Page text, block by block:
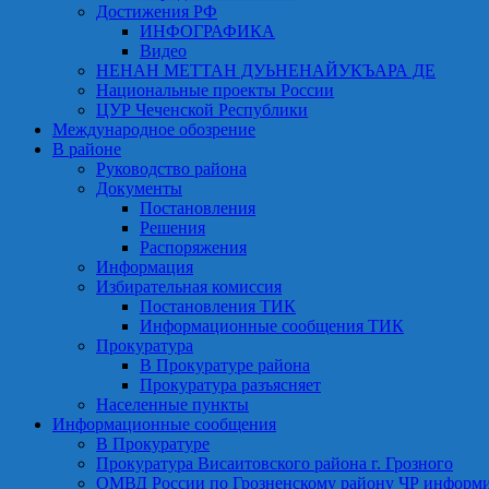
Достижения РФ
ИНФОГРАФИКА
Видео
НЕНАН МЕТТАН ДУЬНЕНАЙУКЪАРА ДЕ
Национальные проекты России
ЦУР Чеченской Республики
Международное обозрение
В районе
Руководство района
Документы
Постановления
Решения
Распоряжения
Информация
Избирательная комиссия
Постановления ТИК
Информационные сообщения ТИК
Прокуратура
В Прокуратуре района
Прокуратура разъясняет
Населенные пункты
Информационные сообщения
В Прокуратуре
Прокуратура Висаитовского района г. Грозного
ОМВД России по Грозненскому району ЧР